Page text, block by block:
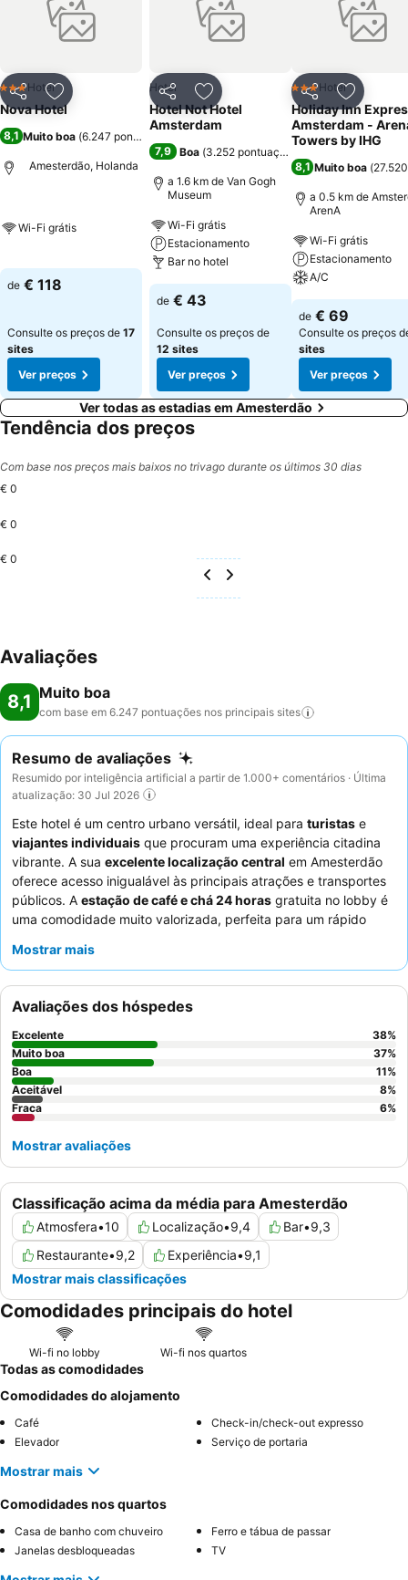
PartilharAdicionar aos favoritos
3 Estrelas
Hotel
Nova Hotel
8,1 Muito boa (6.247 pontuações
Amesterdão, Holanda
Wi-Fi grátis
de € 118
Consulte os preços de 17
sites
Ver preços
PartilharAdicionar aos favoritos
Hotel
Hotel Not Hotel
Amsterdam
7,9 Boa (3.252 pontuações
a 1.6 km de Van Gogh
Museum
Wi-Fi grátis
Estacionamento
Bar no hotel
de € 43
Consulte os preços de
12 sites
Ver preços
Partilhar
3 Estrelas
Hotel
Holiday Inn
Amsterdam -
Towers by IHG
8,1 Muito boa (
a 0.5 km de
ArenA
Wi-Fi grátis
Estacionamento
A/C
de € 69
Consulte os preços
sites
Ver preços
Ver todas as estadias em Amesterdão
Tendência dos preços
Com base nos preços mais baixos no trivago durante os últimos 30 dias
€ 0
€ 0
€ 0
Avaliações
8,1 Muito boa
com base em 6.247 pontuações nos principais sites
Resumo de avaliações
Resumido por inteligência artificial a partir de 1.000+ comentários · Última
atualização: 30 Jul 2026
Este hotel é um centro urbano versátil, ideal para turistas e
viajantes individuais que procuram uma experiência citadina
vibrante. A sua excelente localização central em Amesterdão
oferece acesso inigualável às principais atrações e transportes
públicos. A estação de café e chá 24 horas gratuita no lobby é
uma comodidade muito valorizada, perfeita para um rápido
consistentemente os
uma estadia mais tranquila, os hóspedes devem solicitar um
quarto virado para o lado oposto da rua.
Mostrar mais
Classificação acima da média para Amesterdão
Atmosfera•10 Localização•9,4 Bar•9,3
Restaurante•9,2 Experiência•9,1
Mostrar mais classificações
Avaliações dos hóspedes
Excelente 38%
Muito boa
37%
Boa
11%
Aceitável
8%
Fraca
6%
Mostrar avaliações
Comodidades principais do hotel
Wi-fi no lobby Wi-fi nos quartos
Todas as comodidades
Comodidades do alojamento
Café
Check-in/check-out expresso
Elevador
Serviço de portaria
Mostrar mais
Comodidades nos quartos
Casa de banho com chuveiro
Ferro e tábua de passar
Janelas desbloqueadas
TV